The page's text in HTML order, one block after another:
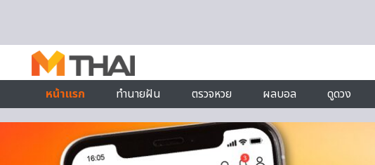
หน้าแรก
ทำนายฝัน ตรวจหวย ผลบอล ดูดวง